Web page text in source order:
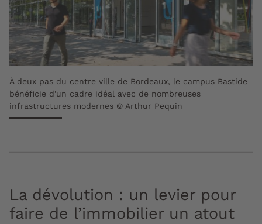
À deux pas du centre ville de Bordeaux, le campus Bastide
bénéficie d'un cadre idéal avec de nombreuses
infrastructures modernes © Arthur Pequin
La dévolution : un levier pour
faire de l’immobilier un atout